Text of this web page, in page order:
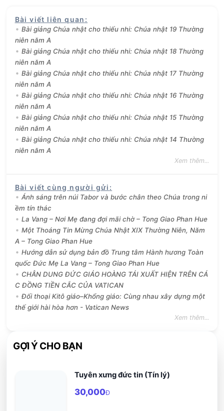
Bài viết liên quan :
Bài giảng Chúa nhật cho thiếu nhi: Chúa nhật 19 Thường
niên năm A
Bài giảng Chúa nhật cho thiếu nhi: Chúa nhật 18 Thường
niên năm A
Bài giảng Chúa nhật cho thiếu nhi: Chúa nhật 17 Thường
niên năm A
Bài giảng Chúa nhật cho thiếu nhi: Chúa nhật 16 Thường
niên năm A
Bài giảng Chúa nhật cho thiếu nhi: Chúa nhật 15 Thường
niên năm A
Bài giảng Chúa nhật cho thiếu nhi: Chúa nhật 14 Thường
niên năm A
Xem thêm...
Bài viết cùng người gửi :
Ánh sáng trên núi Tabor và bước chân theo Chúa trong ni
ềm tín thác
La Vang – Nơi Mẹ đang đợi mãi chờ – Tong Giao Phan Hue
Một Thoáng Tin Mừng Chúa Nhật XIX Thường Niên, Năm
A – Tong Giao Phan Hue
Hướng dẫn sử dụng bản đồ Trung tâm Hành hương Toàn
quốc Đức Mẹ La Vang – Tong Giao Phan Hue
CHÂN DUNG ĐỨC GIÁO HOÀNG TÁI XUẤT HIỆN TRÊN CÁ
C ĐỒNG TIỀN CẮC CỦA VATICAN
Đối thoại Kitô giáo–Khổng giáo: Cùng nhau xây dựng một
thế giới hài hòa hơn - Vatican News
Xem thêm...
GỢI Ý CHO BẠN
Tuyên xưng đức tin (Tín lý)
30,000Đ